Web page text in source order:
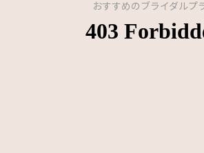
おすすめのブライダルプ